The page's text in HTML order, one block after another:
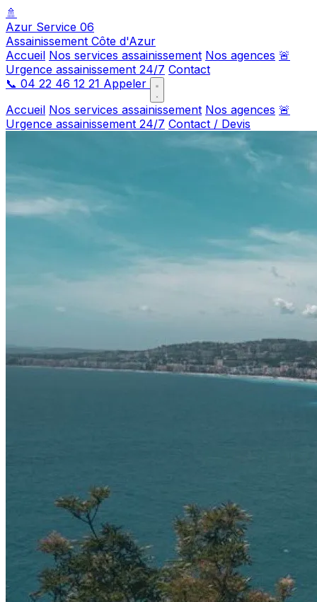
🚿
Azur Service 06
Assainissement Côte d'Azur
Accueil Nos services assainissement Nos agences 🚨
Urgence assainissement 24/7 Contact
📞 04 22 46 12 21 Appeler
Accueil Nos services assainissement Nos agences 🚨
Urgence assainissement 24/7 Contact / Devis